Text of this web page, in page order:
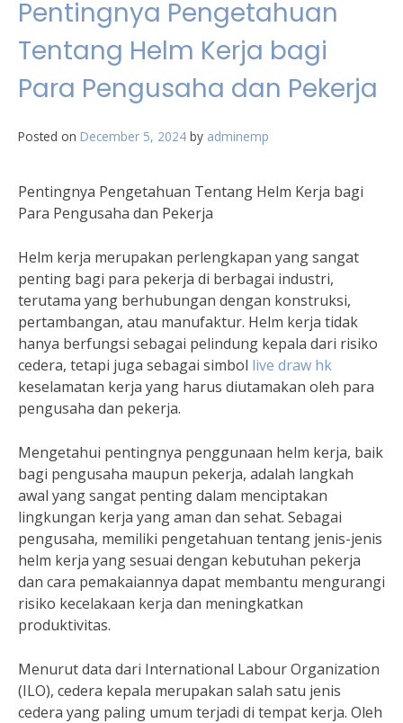
Pentingnya Pengetahuan
Tentang Helm Kerja bagi
Para Pengusaha dan Pekerja
Posted on December 5, 2024 by adminemp
Pentingnya Pengetahuan Tentang Helm Kerja bagi
Para Pengusaha dan Pekerja
Helm kerja merupakan perlengkapan yang sangat
penting bagi para pekerja di berbagai industri,
terutama yang berhubungan dengan konstruksi,
pertambangan, atau manufaktur. Helm kerja tidak
hanya berfungsi sebagai pelindung kepala dari risiko
cedera, tetapi juga sebagai simbol live draw hk
keselamatan kerja yang harus diutamakan oleh para
pengusaha dan pekerja.
Mengetahui pentingnya penggunaan helm kerja, baik
bagi pengusaha maupun pekerja, adalah langkah
awal yang sangat penting dalam menciptakan
lingkungan kerja yang aman dan sehat. Sebagai
pengusaha, memiliki pengetahuan tentang jenis-jenis
helm kerja yang sesuai dengan kebutuhan pekerja
dan cara pemakaiannya dapat membantu mengurangi
risiko kecelakaan kerja dan meningkatkan
produktivitas.
Menurut data dari International Labour Organization
(ILO), cedera kepala merupakan salah satu jenis
cedera yang paling umum terjadi di tempat kerja. Oleh